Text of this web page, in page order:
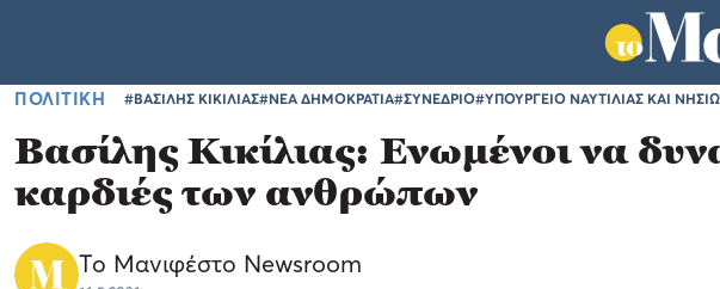
ΠΟΛΙΤΙΚΗ #ΒΑΣΙΛΗΣ ΚΙΚΙΛΙΑΣ#ΝΕΑ ΔΗΜΟΚΡΑΤΙΑ#ΣΥΝΕΔΡΙΟ#ΥΠΟΥΡΓΕΙΟ ΝΑΥΤΙΛΙΑΣ ΚΑΙ
Βασίλης Κικίλιας: Ενωμένοι να
καρδιές των ανθρώπων
Το Μανιφέστο Newsroom